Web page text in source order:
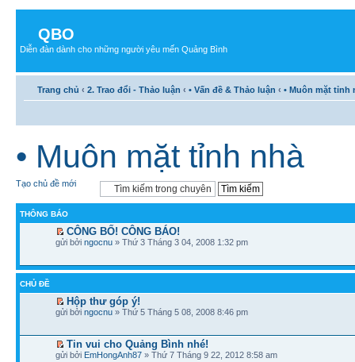
QBO
Diễn đàn dành cho những người yêu mến Quảng Bình
Trang chủ ‹ 2. Trao đổi - Thảo luận ‹ • Vấn đề & Thảo luận ‹ • Muôn mặt tỉnh
• Muôn mặt tỉnh nhà
Tạo chủ đề mới
THÔNG BÁO
CÔNG BỐ! CÔNG BÁO!
gửi bởi ngocnu » Thứ 3 Tháng 3 04, 2008 1:32 pm
CHỦ ĐỀ
Hộp thư góp ý!
gửi bởi ngocnu » Thứ 5 Tháng 5 08, 2008 8:46 pm
Tin vui cho Quảng Bình nhé!
gửi bởi EmHongAnh87 » Thứ 7 Tháng 9 22, 2012 8:58 am